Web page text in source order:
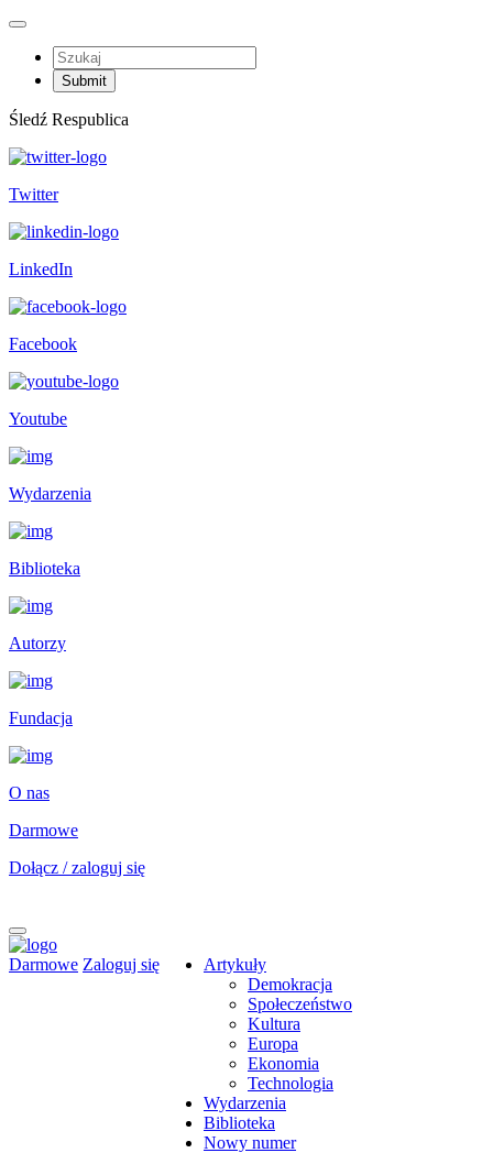
Śledź Respublica
Twitter
LinkedIn
Facebook
Youtube
Wydarzenia
Biblioteka
Autorzy
Fundacja
O nas
Darmowe
Dołącz / zaloguj się
Darmowe Zaloguj się
Artykuły
Demokracja
Społeczeństwo
Kultura
Europa
Ekonomia
Technologia
Wydarzenia
Biblioteka
Nowy numer